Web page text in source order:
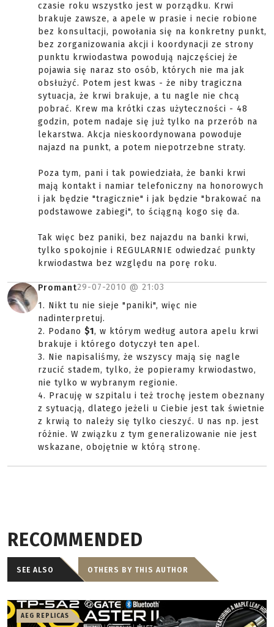
czasie roku wszystko jest w porządku. Krwi
brakuje zawsze, a apele w prasie i necie robione
bez konsultacji, powołania się na konkretny punkt,
bez zorganizowania akcji i koordynacji ze strony
punktu krwiodastwa powodują najczęściej że
pojawia się naraz sto osób, których nie ma jak
obsłużyć. Potem jest kwas - że niby tragiczna
sytuacja, że krwi brakuje, a tu nagle nie chcą
pobrać. Krew ma krótki czas użyteczności - 48
godzin, potem nadaje się już tylko na przerób na
lekarstwa. Akcja nieskoordynowana powoduje
najazd na punkt, a potem niepotrzebne straty.
Poza tym, pani i tak powiedziała, że banki krwi
mają kontakt i namiar telefoniczny na honorowych
i jak będzie "tragicznie" i jak będzie "brakować na
podstawowe zabiegi", to ściągną kogo się da.
Tak więc bez paniki, bez najazdu na banki krwi,
tylko spokojnie i REGULARNIE odwiedzać punkty
krwiodastwa bez względu na porę roku.
Promant29-07-2010 @ 21:03
1. Nikt tu nie sieje "paniki", więc nie
nadinterpretuj.
2. Podano $1, w którym według autora apelu krwi
brakuje i którego dotyczył ten apel.
3. Nie napisaliśmy, że wszyscy mają się nagle
rzucić stadem, tylko, że popieramy krwiodastwo,
nie tylko w wybranym regionie.
4. Pracuję w szpitalu i też trochę jestem obeznany
z sytuacją, dlatego jeżeli u Ciebie jest tak świetnie
z krwią to należy się tylko cieszyć. U nas np. jest
różnie. W związku z tym generalizowanie nie jest
wskazane, obojętnie w którą stronę.
RECOMMENDED
SEE ALSO OTHERS BY THIS AUTHOR
AEG REPLICAS